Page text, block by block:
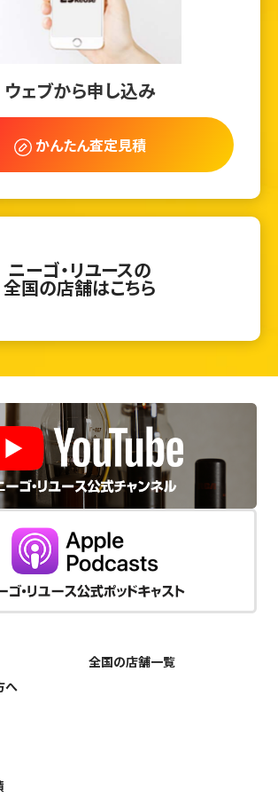
ウェブから申し込み
かんたん査定見積
ニーゴ・リユースの
全国の店舗はこちら
へ
全国の店舗一覧